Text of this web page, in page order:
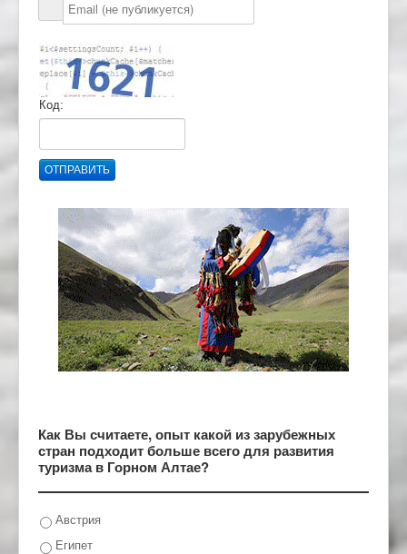
Код:
ОТПРАВИТЬ
Как Вы считаете, опыт какой из зарубежных
стран подходит больше всего для развития
туризма в Горном Алтае?
Австрия
Египет